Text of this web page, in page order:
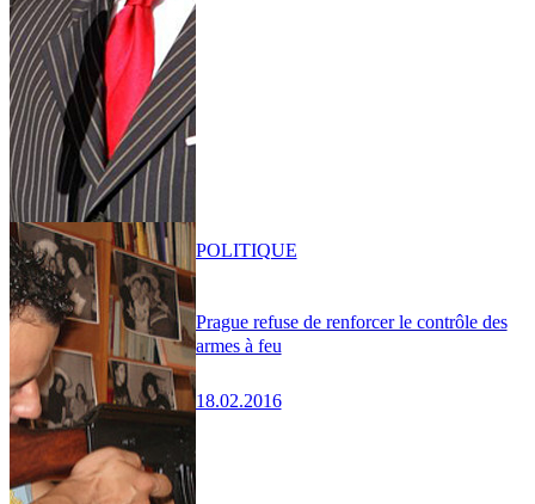
Prague refuse de renforcer le contrôle des
armes à feu
18.02.2016
POLITIQUE